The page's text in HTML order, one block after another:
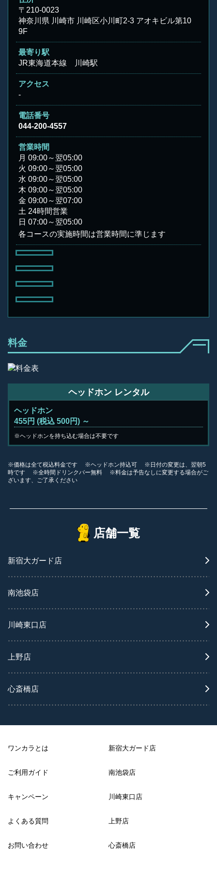
〒210-0023
神奈川県 川崎市 川崎区小川町2-3 アオキビル第10
9F
最寄り駅
JR東海道本線 川崎駅
アクセス
-
電話番号
044-200-4557
営業時間
月 09:00～翌05:00
火 09:00～翌05:00
水 09:00～翌05:00
木 09:00～翌05:00
金 09:00～翌07:00
土 24時間営業
日 07:00～翌05:00
各コースの実施時間は営業時間に準じます
料金
ヘッドホン レンタル
ヘッドホン
455円 (税込 500円) ～
※ヘッドホンを持ち込む場合は不要です
※価格は全て税込料金です ※ヘッドホン持込可 ※日付の変更は、翌朝5
時です ※全時間ドリンクバー無料 ※料金は予告なしに変更する場合がご
ざいます、ご了承ください
店舗一覧
新宿大ガード店
南池袋店
川崎東口店
上野店
心斎橋店
ワンカラとは
ご利用ガイド
キャンペーン
よくある質問
お問い合わせ
新宿大ガード店
南池袋店
川崎東口店
上野店
心斎橋店